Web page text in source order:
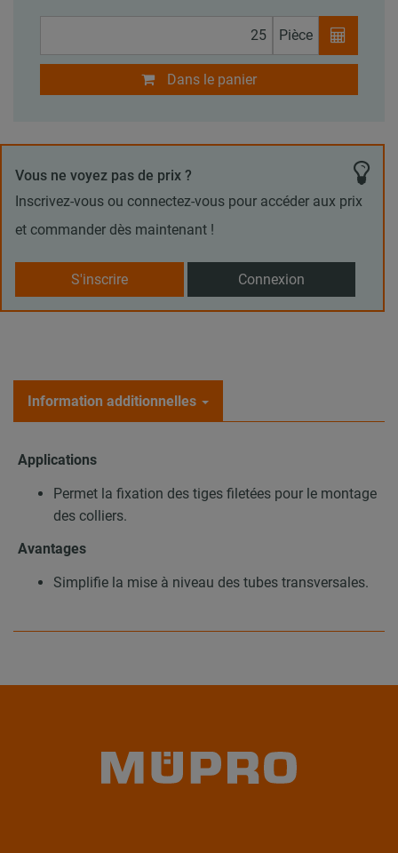
Pièce
Dans le panier
Vous ne voyez pas de prix ?
Inscrivez-vous ou connectez-vous pour accéder aux prix
et commander dès maintenant !
S'inscrire Connexion
Information additionnelles
Applications
Permet la fixation des tiges filetées pour le montage
des colliers.
Avantages
Simplifie la mise à niveau des tubes transversales.